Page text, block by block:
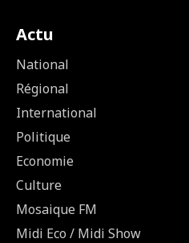
Actu
National
Régional
International
Politique
Economie
Culture
Mosaique FM
Midi Eco / Midi Show